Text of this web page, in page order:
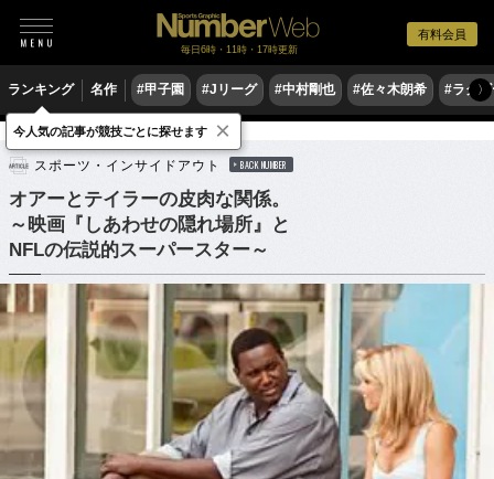
有料会員
毎日6時・11時・17時更新
ランキング 名作 #甲子園 #Jリーグ #中村剛也 #佐々木朗希 #ラグ〉
他競技 アメリカンフットボール
スポーツ・インサイドアウト BACK NUMBER
オアーとテイラーの皮肉な関係。
～映画『しあわせの隠れ場所』と
NFLの伝説的スーパースター～
今人気の記事が競技ごとに探せます ×